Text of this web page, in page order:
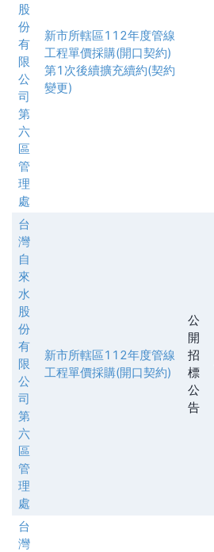
股
份
有
限
公
司
第
六
區
管
理
處
新市所轄區112年度管線
工程單價採購(開口契約)
第1次後續擴充續約(契約
變更)
台
灣
自
來
水
股
份
有
限
公
司
第
六
區
管
理
處
新市所轄區112年度管線
工程單價採購(開口契約)
公
開
招
標
公
告
台
灣